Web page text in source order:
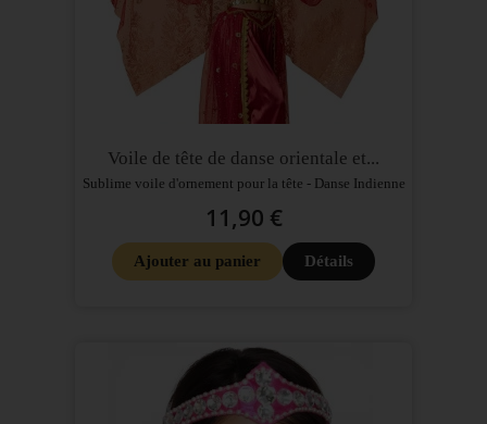
Voile de tête de danse orientale et...
Sublime voile d'ornement pour la tête - Danse Indienne
11,90 €
Ajouter au panier Détails